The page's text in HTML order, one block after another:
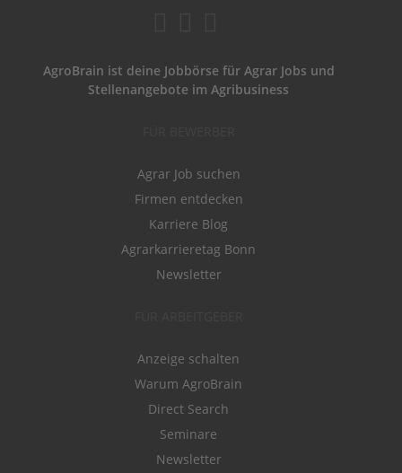
AgroBrain ist deine Jobbörse für Agrar Jobs und
Stellenangebote im Agribusiness
Agrar Job suchen
Firmen entdecken
Karriere Blog
Agrarkarrieretag Bonn
Newsletter
Anzeige schalten
Warum AgroBrain
Direct Search
Seminare
Newsletter